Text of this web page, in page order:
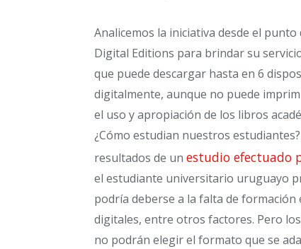
Analicemos la iniciativa desde el
Digital Editions para brindar su
que puede descargar hasta en 6
digitalmente, aunque no puede
el uso y apropiación de los libros
¿Cómo estudian nuestros
resultados de un estudio efectuado
el estudiante universitario uruguayo
podría deberse a la falta de
digitales, entre otros factores. Pero
no podrán elegir el formato que se